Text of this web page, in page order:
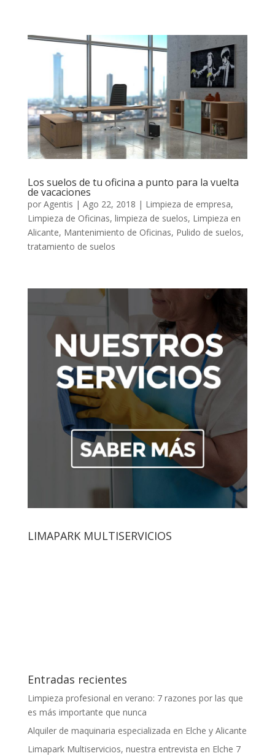
Los suelos de tu oficina a punto para la vuelta
de vacaciones
por Agentis | Ago 22, 2018 | Limpieza de empresa,
Limpieza de Oficinas, limpieza de suelos, Limpieza en
Alicante, Mantenimiento de Oficinas, Pulido de suelos,
tratamiento de suelos
LIMAPARK MULTISERVICIOS
Entradas recientes
Limpieza profesional en verano: 7 razones por las que
es más importante que nunca
Alquiler de maquinaria especializada en Elche y Alicante
Limapark Multiservicios, nuestra entrevista en Elche 7